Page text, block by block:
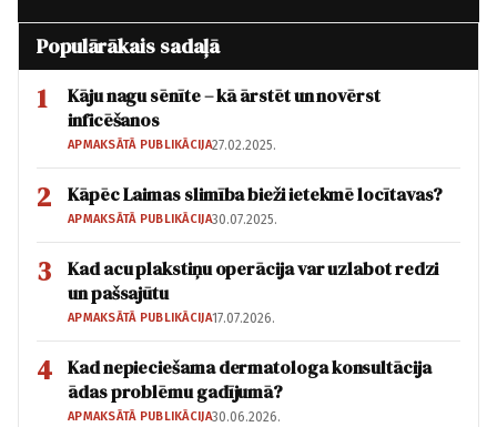
Populārākais sadaļā
1
Kāju nagu sēnīte – kā ārstēt un novērst
inficēšanos
APMAKSĀTĀ PUBLIKĀCIJA27.02.2025.
2 Kāpēc Laimas slimība bieži ietekmē locītavas?
APMAKSĀTĀ PUBLIKĀCIJA30.07.2025.
3
Kad acu plakstiņu operācija var uzlabot redzi
un pašsajūtu
APMAKSĀTĀ PUBLIKĀCIJA17.07.2026.
4
Kad nepieciešama dermatologa konsultācija
ādas problēmu gadījumā?
APMAKSĀTĀ PUBLIKĀCIJA30.06.2026.